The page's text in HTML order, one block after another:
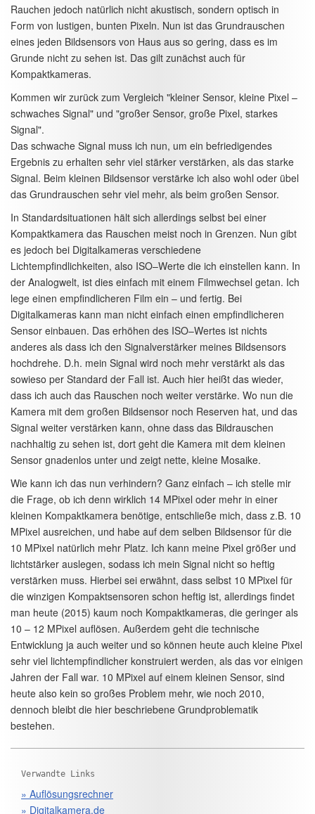
Rauchen jedoch natürlich nicht akustisch, sondern optisch in
Form von lustigen, bunten Pixeln. Nun ist das Grundrauschen
eines jeden Bildsensors von Haus aus so gering, dass es im
Grunde nicht zu sehen ist. Das gilt zunächst auch für
Kompaktkameras.
Kommen wir zurück zum Vergleich "kleiner Sensor, kleine Pixel –
schwaches Signal" und "großer Sensor, große Pixel, starkes
Signal".
Das schwache Signal muss ich nun, um ein befriedigendes
Ergebnis zu erhalten sehr viel stärker verstärken, als das starke
Signal. Beim kleinen Bildsensor verstärke ich also wohl oder übel
das Grundrauschen sehr viel mehr, als beim großen Sensor.
In Standardsituationen hält sich allerdings selbst bei einer
Kompaktkamera das Rauschen meist noch in Grenzen. Nun gibt
es jedoch bei Digitalkameras verschiedene
Lichtempfindlichkeiten, also ISO–Werte die ich einstellen kann. In
der Analogwelt, ist dies einfach mit einem Filmwechsel getan. Ich
lege einen empfindlicheren Film ein – und fertig. Bei
Digitalkameras kann man nicht einfach einen empfindlicheren
Sensor einbauen. Das erhöhen des ISO–Wertes ist nichts
anderes als dass ich den Signalverstärker meines Bildsensors
hochdrehe. D.h. mein Signal wird noch mehr verstärkt als das
sowieso per Standard der Fall ist. Auch hier heißt das wieder,
dass ich auch das Rauschen noch weiter verstärke. Wo nun die
Kamera mit dem großen Bildsensor noch Reserven hat, und das
Signal weiter verstärken kann, ohne dass das Bildrauschen
nachhaltig zu sehen ist, dort geht die Kamera mit dem kleinen
Sensor gnadenlos unter und zeigt nette, kleine Mosaike.
Wie kann ich das nun verhindern? Ganz einfach – ich stelle mir
die Frage, ob ich denn wirklich 14 MPixel oder mehr in einer
kleinen Kompaktkamera benötige, entschließe mich, dass z.B. 10
MPixel ausreichen, und habe auf dem selben Bildsensor für die
10 MPixel natürlich mehr Platz. Ich kann meine Pixel größer und
lichtstärker auslegen, sodass ich mein Signal nicht so heftig
verstärken muss. Hierbei sei erwähnt, dass selbst 10 MPixel für
die winzigen Kompaktsensoren schon heftig ist, allerdings findet
man heute (2015) kaum noch Kompaktkameras, die geringer als
10 – 12 MPixel auflösen. Außerdem geht die technische
Entwicklung ja auch weiter und so können heute auch kleine Pixel
sehr viel lichtempfindlicher konstruiert werden, als das vor einigen
Jahren der Fall war. 10 MPixel auf einem kleinen Sensor, sind
heute also kein so großes Problem mehr, wie noch 2010,
dennoch bleibt die hier beschriebene Grundproblematik
bestehen.
Verwandte Links
» Auflösungsrechner
» Digitalkamera.de